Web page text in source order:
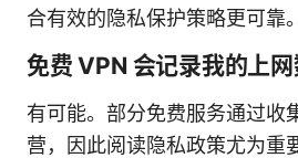
合有效的隐私保护策略更可靠。
免费 VPN 会记录我的上网
有可能。部分免费服务通过收
营，因此阅读隐私政策尤为重